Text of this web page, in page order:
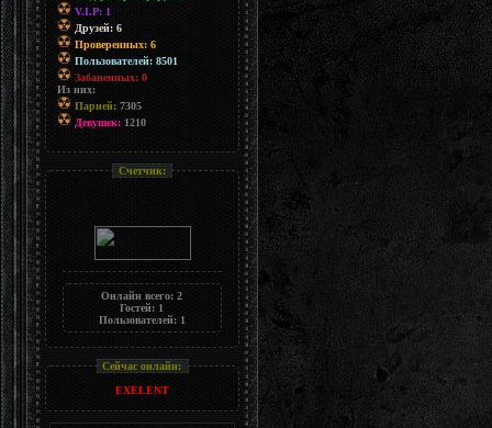
V.I.P: 1
Друзей: 6
Проверенных: 6
Пользователей: 8501
Забаненных: 0
Из них:
Парней:7305
Девушек:1210
Счетчик:
Онлайн всего:2
Гостей: 1
Пользователей: 1
Сейчас онлайн:
EXELENT